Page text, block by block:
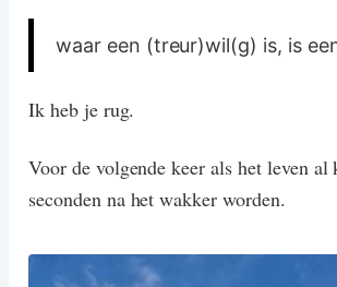
waar een (treur)wil(g) is, is
Ik heb je rug.
Voor de volgende keer als het leven
seconden na het wakker worden.